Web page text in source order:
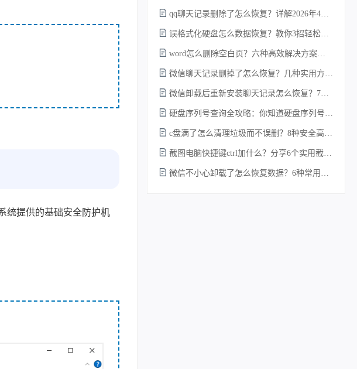
统提供的基础安全防护机
qq聊天记录删除了怎么恢复？详解2026年4种常用有效的方法（支持.db数据库提取）
误格式化硬盘怎么数据恢复？教你3招轻松恢复！
word怎么删除空白页？六种高效解决方案（2026年最新实操指南）！
微信聊天记录删掉了怎么恢复？几种实用方法详解！
微信卸载后重新安装聊天记录怎么恢复？7种实测有效的恢复方案详解！
硬盘序列号查询全攻略：你知道硬盘序列号怎么查吗？
c盘满了怎么清理垃圾而不误删？8种安全高效的方法详解+误删恢复指南！
截图电脑快捷键ctrl加什么？分享6个实用截图方法！
微信不小心卸载了怎么恢复数据？6种常用方法详解！